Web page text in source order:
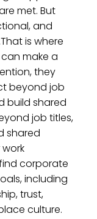
met. But
and
is where
make a
they
beyond job
build shared
job titles,
shared
corporate
including
trust,
culture.